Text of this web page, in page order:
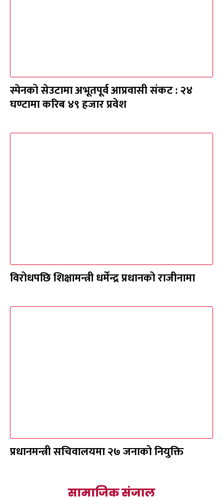
स्पेनको सेउटामा अभूतपूर्व आप्रवासी संकट : २४
घण्टामा करिब ४९ हजार प्रवेश
विरोधपछि शिक्षामन्त्री धर्मेन्द्र प्रधानको राजीनामा
प्रधानमन्त्री सचिवालयमा २७ जनाको नियुक्ति
सामाजिक संजाल